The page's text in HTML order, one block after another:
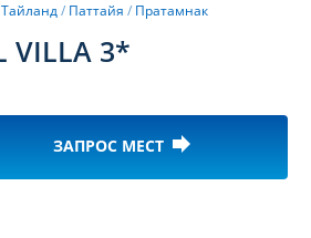
Тайланд/ Паттайя / Пратамнак
VILLA 3*
ЗАПРОС МЕСТ forward